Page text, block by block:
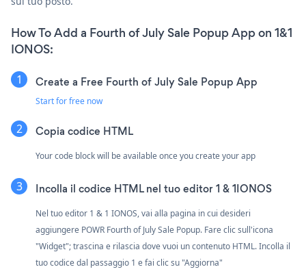
How To Add a Fourth of July Sale Popup App on 1&1
IONOS:
Create a Free Fourth of July Sale Popup App
Start for free now
Copia codice HTML
Your code block will be available once you create your app
Incolla il codice HTML nel tuo editor 1 & 1IONOS
Nel tuo editor 1 & 1 IONOS, vai alla pagina in cui desideri
aggiungere POWR Fourth of July Sale Popup. Fare clic sull'icona
"Widget"; trascina e rilascia dove vuoi un contenuto HTML. Incolla il
tuo codice dal passaggio 1 e fai clic su "Aggiorna"